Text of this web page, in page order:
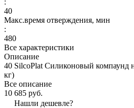
40
Макс.время отверждения, мин
:
480
Все характеристики
Описание
40 SilcoPlat Силиконовый компаунд
кг)
Все описание
10 685 руб.
Нашли дешевле?